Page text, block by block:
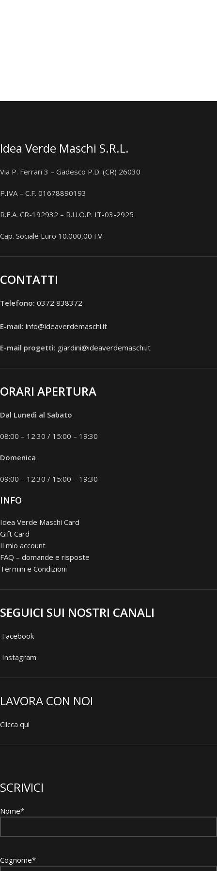
Idea Verde Maschi S.R.L.
Via P. Ferrari 3 – Gadesco P.D. (CR) 26030
P.IVA – C.F. 01678890193
R.E.A. CR-192932 – R.U.O.P. IT-03-2925
Cap. Sociale Euro 10.000,00 I.V.
CONTATTI
Telefono: 0372 838372
E-mail: info@ideaverdemaschi.it
E-mail progetti: giardini@ideaverdemaschi.it
ORARI APERTURA
Dal Lunedì al Sabato
08:00 – 12:30 / 15:00 – 19:30
Domenica
09:00 – 12:30 / 15:00 – 19:30
INFO
Idea Verde Maschi Card
Gift Card
Il mio account
FAQ – domande e risposte
Termini e Condizioni
SEGUICI SUI NOSTRI CANALI
Facebook
Instagram
LAVORA CON NOI
Clicca qui
SCRIVICI
Nome*
Cognome*